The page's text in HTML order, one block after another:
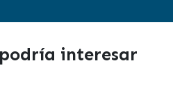
interesar